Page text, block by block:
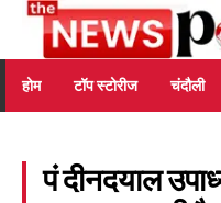
होम टॉप स्टोरीज चंदौली
पं दीनदयाल